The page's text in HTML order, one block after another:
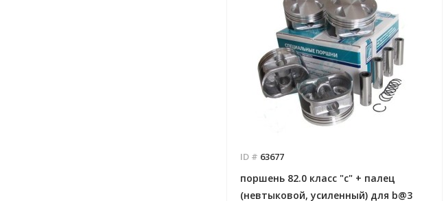
ID # 63677
поршень 82.0 класс "с" + палец
(невтыковой, усиленный) для b@3